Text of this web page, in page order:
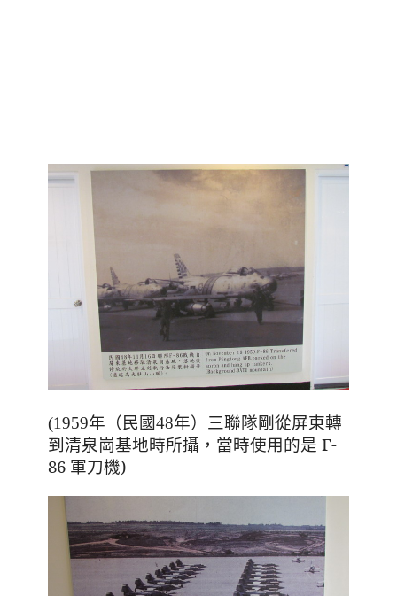
(1959年（民國48年）三聯隊剛從屏東轉
到清泉崗基地時所攝 ，當時使用的是 F-
86 軍刀機)